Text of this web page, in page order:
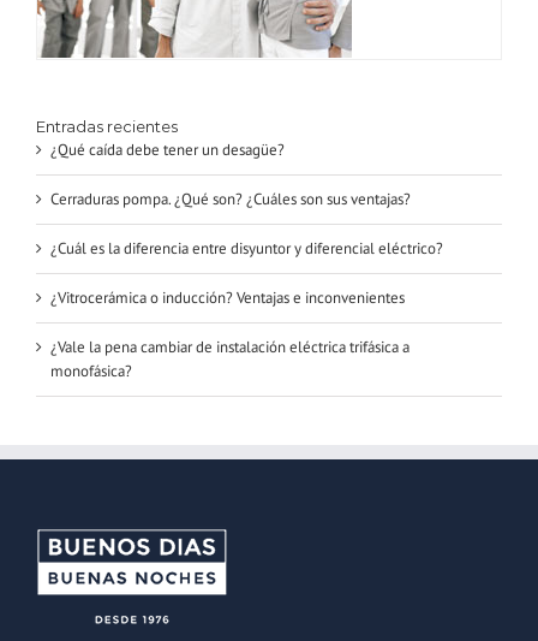
Entradas recientes
¿Qué caída debe tener un desagüe?
Cerraduras pompa. ¿Qué son? ¿Cuáles son sus ventajas?
¿Cuál es la diferencia entre disyuntor y diferencial eléctrico?
¿Vitrocerámica o inducción? Ventajas e inconvenientes
¿Vale la pena cambiar de instalación eléctrica trifásica a
monofásica?